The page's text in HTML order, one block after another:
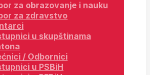
za obrazovanje i nauku
za zdravstvo
u skupštinama
/ Odbornici
u PSBiH